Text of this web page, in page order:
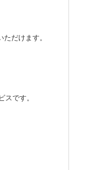
だけます。
です。